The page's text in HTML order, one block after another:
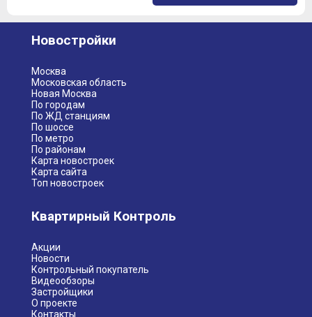
Новостройки
Москва
Московская область
Новая Москва
По городам
По ЖД станциям
По шоссе
По метро
По районам
Карта новостроек
Карта сайта
Топ новостроек
Квартирный Контроль
Акции
Новости
Контрольный покупатель
Видеообзоры
Застройщики
О проекте
Контакты